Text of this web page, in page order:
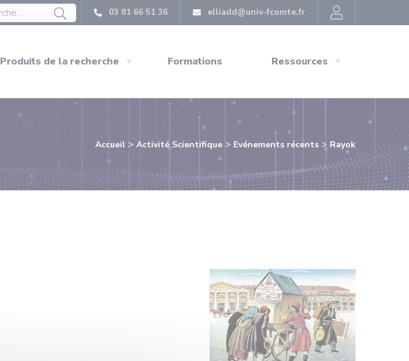
03 81 66 51 36 elliadd@univ-fcomte.fr
Produits de la recherche Formations Ressources
Accueil > Activité Scientifique > Evénements récents > Rayok